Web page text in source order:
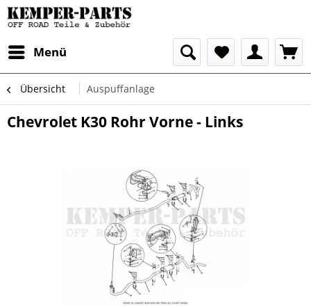
Menü
Übersicht Auspuffanlage
Chevrolet K30 Rohr Vorne - Links